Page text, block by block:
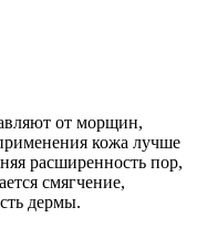
от морщин,
кожа лучше
расширенность пор,
смягчение,
дермы.